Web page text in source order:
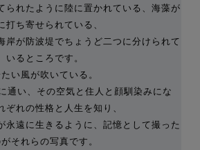
られたように陸に置かれている、海藻が
打ち寄せられている、
岸が防波堤でちょうど二つに分けられて
いるところです。
い風が吹いている。
い、その空気と住人と顔馴染みにな
ぞれの性格と人生を知り、
永遠に生きるように、記憶として撮った
それらの写真です。